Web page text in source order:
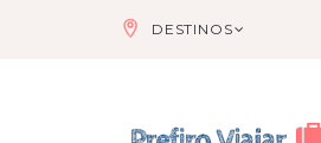
DESTINOS